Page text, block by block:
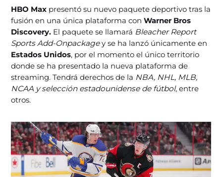
HBO Max presentó su nuevo paquete deportivo tras la
fusión en una única plataforma con Warner Bros
Discovery. El paquete se llamará Bleacher Report
Sports Add-Onpackagey se ha lanzó únicamente en
Estados Unidos, por el momento el único territorio
donde se ha presentado la nueva plataforma de
streaming. Tendrá derechos de la NBA, NHL, MLB,
NCAA y selección estadounidense de fútbol, entre
otros.